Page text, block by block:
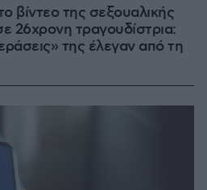
βίντεο της σεξουαλικής
26χρονη τραγουδίστρια:
της έλεγαν από τη